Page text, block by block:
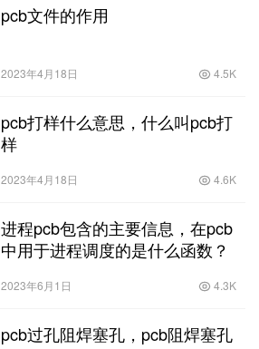
pcb文件的作用
2023年4月18日 4.5K
pcb打样什么意思，什么叫pcb打
样
2023年4月18日 4.6K
进程pcb包含的主要信息，在pcb
中用于进程调度的是什么函数？
2023年6月1日 4.3K
pcb过孔阻焊塞孔，pcb阻焊塞孔